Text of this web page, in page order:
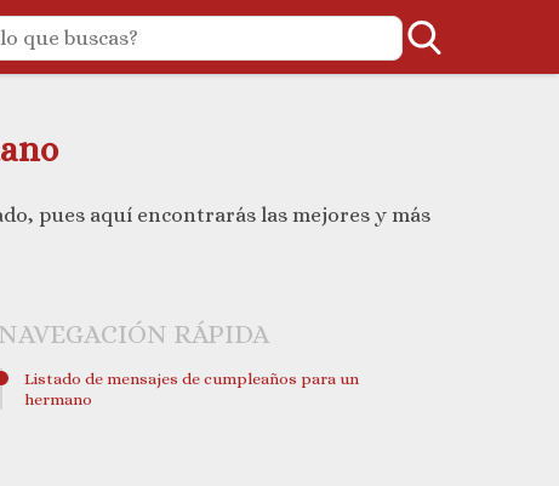
pues aquí encontrarás las mejores y más
NAVEGACIÓN RÁPIDA
Listado de mensajes de cumpleaños para un
hermano